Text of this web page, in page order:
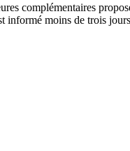
complémentaires
informé moins de trois